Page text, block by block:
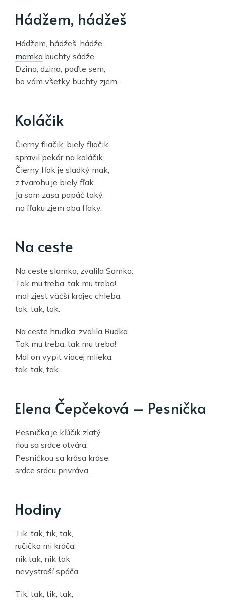
Hádžem, hádžeš
Hádžem, hádžeš, hádže,
mamka buchty sádže.
Dzina, dzina, poďte sem,
bo vám všetky buchty zjem.
Koláčik
Čierny fliačik, biely fliačik
spravil pekár na koláčik.
Čierny fľak je sladký mak,
z tvarohu je biely fľak.
Ja som zasa papáč taký,
na fľaku zjem oba fľaky.
Na ceste
Na ceste slamka, zvalila Samka.
Tak mu treba, tak mu treba!
mal zjesť väčší krajec chleba,
tak, tak, tak.
Na ceste hrudka, zvalila Rudka.
Tak mu treba, tak mu treba!
Mal on vypiť viacej mlieka,
tak, tak, tak.
Elena Čepčeková – Pesnička
Pesnička je kľúčik zlatý,
ňou sa srdce otvára.
Pesničkou sa krása kráse,
srdce srdcu privráva.
Hodiny
Tik, tak, tik, tak,
ručička mi kráča,
nik tak, nik tak
nevystraší spáča.
Tik, tak, tik, tak,